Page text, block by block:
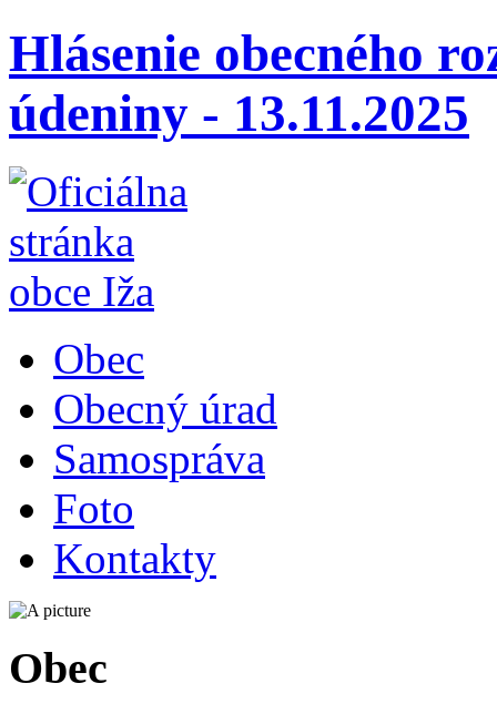
Hlásenie obecného
údeniny - 13.11.2025
Obec
Obecný úrad
Samospráva
Foto
Kontakty
Obec